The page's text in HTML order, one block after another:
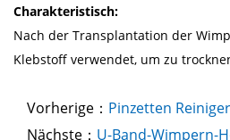
Charakteristisch:
Nach der Transplantation der
Klebstoff verwendet, um zu
Vorherige： Pinzetten Reiniger
Nächste： U-Band-Wimpern-